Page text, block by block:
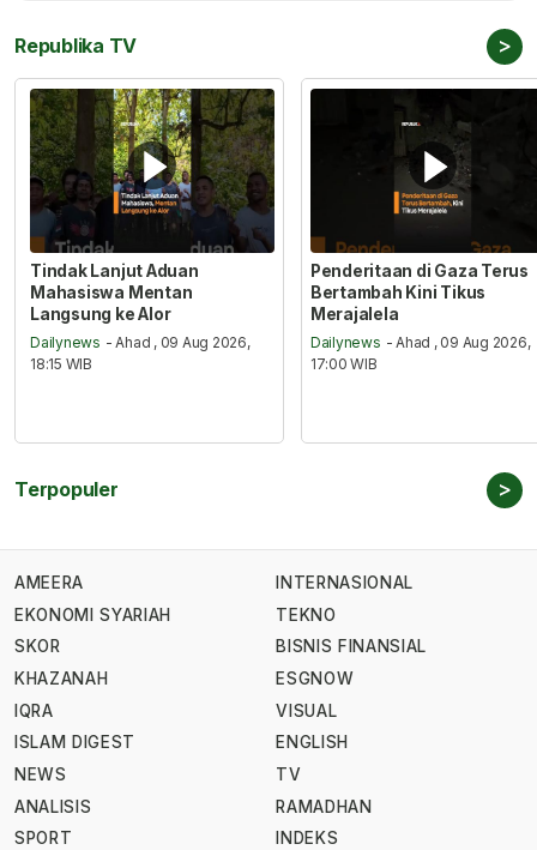
Republika TV >
Tindak Lanjut Aduan
Mahasiswa Mentan
Langsung ke Alor
Dailynews - Ahad , 09 Aug 2026,
18:15 WIB
Penderitaan di Gaza Terus
Bertambah Kini Tikus
Merajalela
Dailynews - Ahad , 09 Aug 2026,
17:00 WIB
Terpopuler >
AMEERA
EKONOMI SYARIAH
SKOR
KHAZANAH
IQRA
ISLAM DIGEST
NEWS
ANALISIS
SPORT
INTERNASIONAL
TEKNO
BISNIS FINANSIAL
ESGNOW
VISUAL
ENGLISH
TV
RAMADHAN
INDEKS